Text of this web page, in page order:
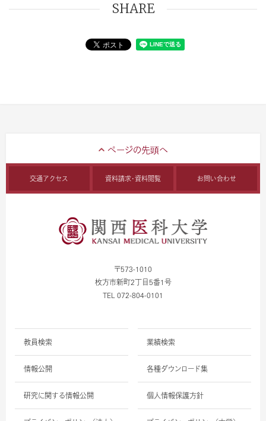
SHARE
交通アクセス 資料請求・資料閲覧 お問い合わせ
〒573-1010
枚方市新町2丁目5番1号
TEL 072-804-0101
教員検索 業績検索
情報公開 各種ダウンロード集
研究に関する情報公開 個人情報保護方針